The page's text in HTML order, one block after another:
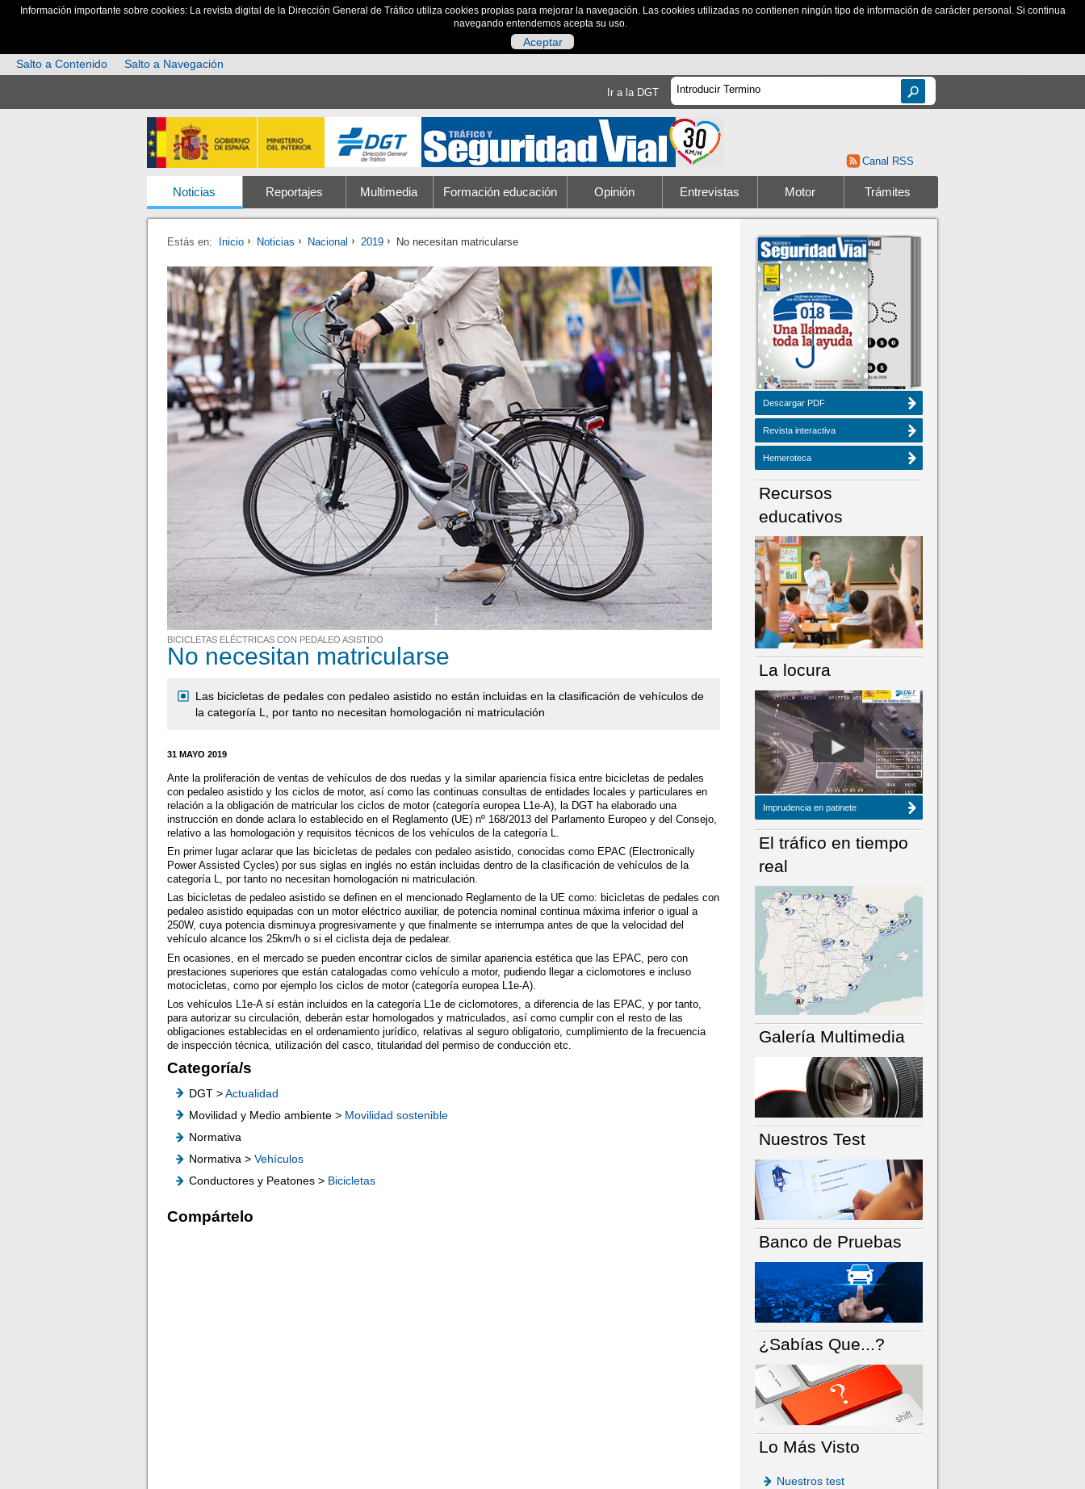
Información importante sobre cookies: La revista digital de la Dirección General de Tráfico utiliza cookies propias para mejorar la navegación. Las cookies utilizadas no contienen ningún tipo de información de carácter personal. Si continua
navegando entendemos acepta su uso.
Aceptar
Salto a Contenido
Salto a Navegación
Ir a la DGT
Canal RSS
Noticias Reportajes Multimedia Formación educación Opinión Entrevistas Motor Trámites
Estás en: Inicio Noticias Nacional 2019 No necesitan matricularse
BICICLETAS ELÉCTRICAS CON PEDALEO ASISTIDO
No necesitan matricularse
Las bicicletas de pedales con pedaleo asistido no están incluidas en la clasificación de vehículos de
la categoría L, por tanto no necesitan homologación ni matriculación
31 MAYO 2019
Ante la proliferación de ventas de vehículos de dos ruedas y la similar apariencia física entre bicicletas de pedales
con pedaleo asistido y los ciclos de motor, así como las continuas consultas de entidades locales y particulares en
relación a la obligación de matricular los ciclos de motor (categoría europea L1e-A), la DGT ha elaborado una
instrucción en donde aclara lo establecido en el Reglamento (UE) nº 168/2013 del Parlamento Europeo y del Consejo,
relativo a las homologación y requisitos técnicos de los vehículos de la categoría L.
En primer lugar aclarar que las bicicletas de pedales con pedaleo asistido, conocidas como EPAC (Electronically
Power Assisted Cycles) por sus siglas en inglés no están incluidas dentro de la clasificación de vehículos de la
categoría L, por tanto no necesitan homologación ni matriculación.
Las bicicletas de pedaleo asistido se definen en el mencionado Reglamento de la UE como: bicicletas de pedales con
pedaleo asistido equipadas con un motor eléctrico auxiliar, de potencia nominal continua máxima inferior o igual a
250W, cuya potencia disminuya progresivamente y que finalmente se interrumpa antes de que la velocidad del
vehículo alcance los 25km/h o si el ciclista deja de pedalear.
En ocasiones, en el mercado se pueden encontrar ciclos de similar apariencia estética que las EPAC, pero con
prestaciones superiores que están catalogadas como vehículo a motor, pudiendo llegar a ciclomotores e incluso
motocicletas, como por ejemplo los ciclos de motor (categoría europea L1e-A).
Los vehículos L1e-A sí están incluidos en la categoría L1e de ciclomotores, a diferencia de las EPAC, y por tanto,
para autorizar su circulación, deberán estar homologados y matriculados, así como cumplir con el resto de las
obligaciones establecidas en el ordenamiento jurídico, relativas al seguro obligatorio, cumplimiento de la frecuencia
de inspección técnica, utilización del casco, titularidad del permiso de conducción etc.
Categoría/s
DGT >Actualidad
Movilidad y Medio ambiente > Movilidad sostenible
Normativa
Normativa >Vehículos
Conductores y Peatones > Bicicletas
Compártelo
NÚMERO ACTUAL HEMEROTECA
Descargar PDF
Revista interactiva
Hemeroteca
Recursos
educativos
La locura
Imprudencia en patinete
El tráfico en tiempo
real
Galería Multimedia
Nuestros Test
Banco de Pruebas
¿Sabías Que...?
Lo Más Visto
Nuestros test